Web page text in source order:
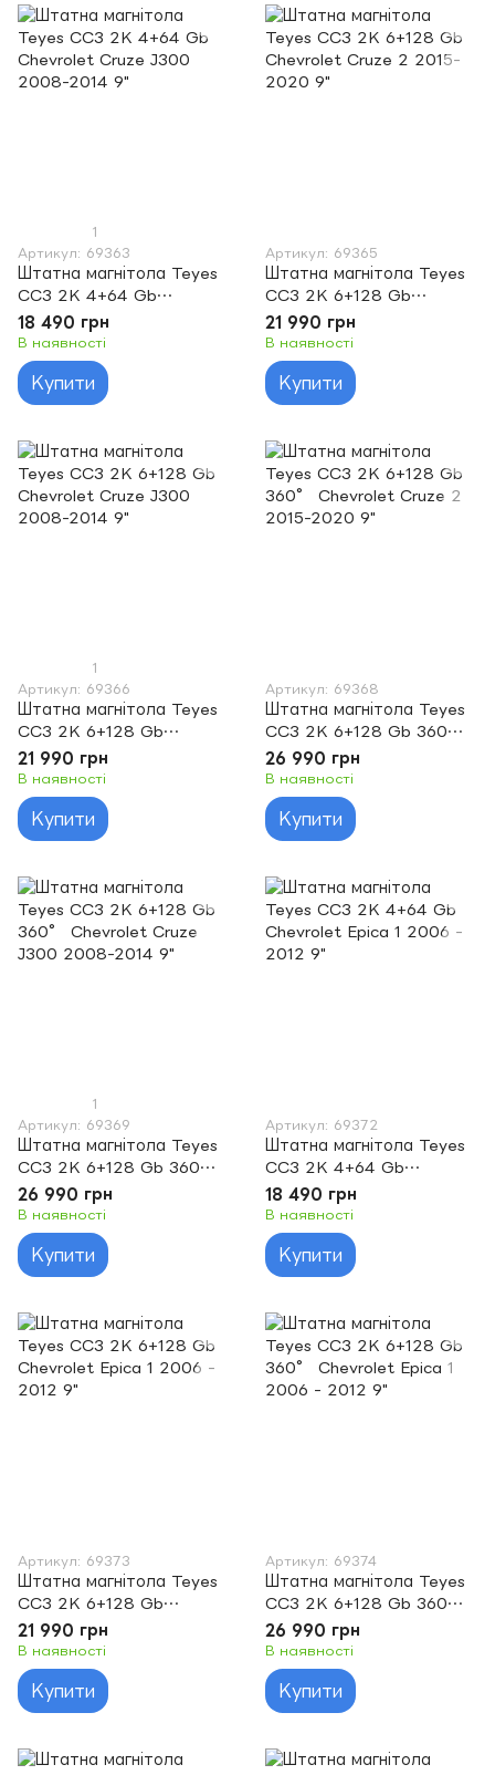
1
Артикул: 69363
Штатна магнітола Teyes
CC3 2K 4+64 Gb
Chevrolet Cruze J300
2008-2014 9"
18 490 грн
В наявності
Купити
Артикул: 69365
Штатна магнітола Teyes
CC3 2K 6+128 Gb
Chevrolet Cruze 2 2015-
2020 9"
21 990 грн
В наявності
Купити
1
Артикул: 69366
Штатна магнітола Teyes
CC3 2K 6+128 Gb
Chevrolet Cruze J300
2008-2014 9"
21 990 грн
В наявності
Купити
Артикул: 69368
Штатна магнітола Teyes
CC3 2K 6+128 Gb 360°
Chevrolet Cruze 2 2015-
2020 9"
26 990 грн
В наявності
Купити
1
Артикул: 69369
Штатна магнітола Teyes
CC3 2K 6+128 Gb 360°
Chevrolet Cruze J300
2008-2014 9"
26 990 грн
В наявності
Купити
Артикул: 69372
Штатна магнітола Teyes
CC3 2K 4+64 Gb
Chevrolet Epica 1 2006 -
2012 9"
18 490 грн
В наявності
Купити
Артикул: 69373
Штатна магнітола Teyes
CC3 2K 6+128 Gb
Chevrolet Epica 1 2006 -
2012 9"
21 990 грн
В наявності
Купити
Артикул: 69374
Штатна магнітола Teyes
CC3 2K 6+128 Gb 360°
Chevrolet Epica 1 2006 -
2012 9"
26 990 грн
В наявності
Купити